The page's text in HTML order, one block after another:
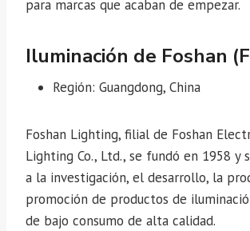
para marcas que acaban de empezar.
Iluminación de Foshan
Región: Guangdong, China
Foshan Lighting, filial de Foshan
Lighting Co., Ltd., se fundó en 1958 y
a la investigación, el desarrollo, la
promoción de productos de
de bajo consumo de alta calidad.